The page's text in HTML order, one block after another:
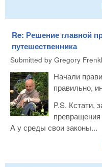
Re: Решение главной
путешественника
Submitted by Gregory
Начали
правильно,
P.S. Кстати,
превращения
А у среды свои законы...